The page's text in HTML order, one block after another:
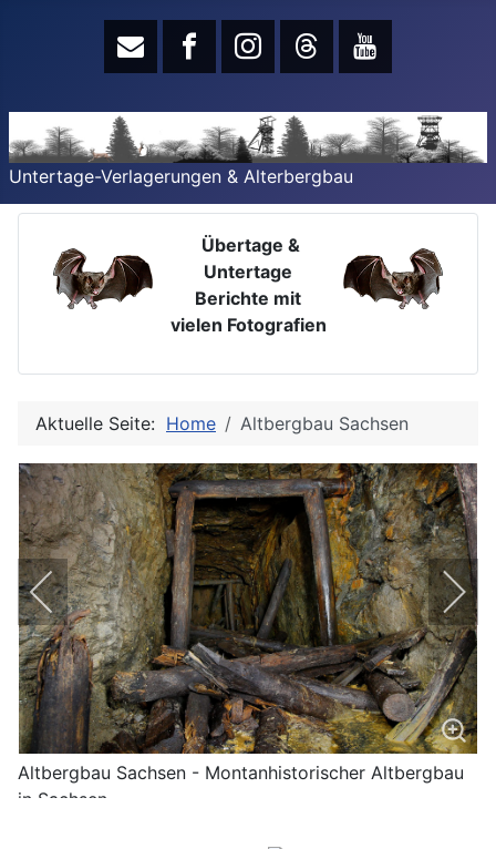
Untertage-Verlagerungen & Alterbergbau
Übertage &
Untertage
Berichte mit
vielen Fotografien
Aktuelle Seite: Home Altbergbau Sachsen
Altbergbau Sachsen - Montanhistorischer Altbergbau
in Sachsen